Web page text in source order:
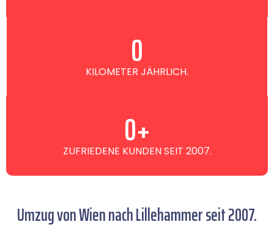
KILOMETER JÄHRLICH.
0
ZUFRIEDENE KUNDEN SEIT 2007.
0+
Umzug von Wien nach Lillehammer seit 2007.